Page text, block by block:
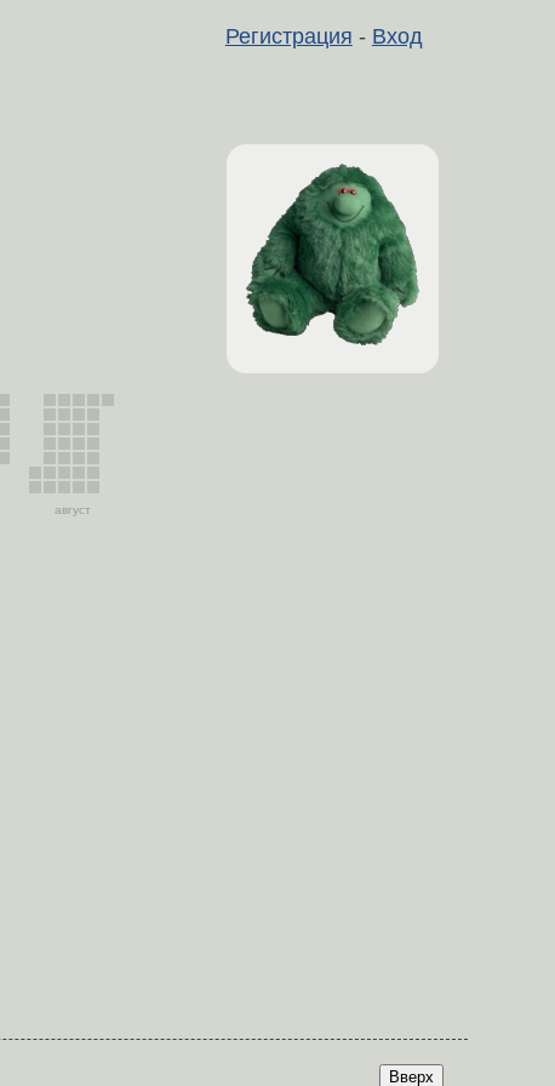
Регистрация - Вход
август
Вверх